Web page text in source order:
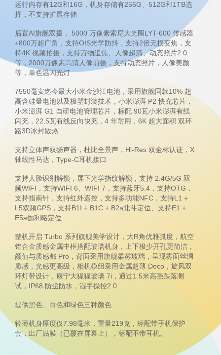
运行内存有12G和16G，机身存储有256G、512G和1TB选
择，不支持扩展存储
后置AI旗舰双摄， 5000 万像素索尼大光圈LYT-600 传感器
+800万超广角，支持OIS光学防抖，支持2倍无损变焦，支
持4K 视频拍摄，支持万物追焦、人像超清、动态照片2.0
等，2000万像素高清人像前摄，支持动态照片，人像美颜
等，单色温闪光灯
7550毫安迄今最大小米金沙江电池，采用旗舰同款10% 超
高含硅量电池以及极塑封装技术，小米澎湃 P2 快充芯片，
小米澎湃 G1 自研电池管理芯片，标配 90瓦小米澎湃有线
闪充，22.5瓦有线反向快充，4 年耐用，6K 超大面积 双环
路3D冰封散热
支持立体声双扬声器，杜比全景声，Hi-Res 双金标认证，X
轴线性马达，Type-C耳机接口
支持人脸识别解锁，屏下光学指纹解锁，支持 2.4G/5G 双
频WIFI，支持WIFI 6、WIFI 7，支持蓝牙5.4，支持OTG，
支持指南针，支持红外遥控，支持多功能NFC，支持L1 +
L5双频GPS，支持B1I + B1C + B2a北斗定位、支持E1 +
E5a伽利略定位
整机开启 Turbo 系列旗舰美学设计，大R角优雅弧度，航空
铝合金质感金属中框搭配玻璃机身，上下极少开孔更简洁，
颜值与质感都 Pro，背面采用旗舰柔雾玻璃，呈现雾面丝绸
质感，光感更高级，相机模组采用金属超薄 Deco，旋风双
环灯带设计，康宁大猩猩玻璃 7i，通过1.5米高强跌落测
试，IP68 防尘防水，湿手操控2.0
提供黑色、白色和绿色三种颜色
轻薄机身厚度仅7.98毫米，重量219克，标配带手机保护
套，出厂贴膜（已覆在屏幕上），标配不带耳机。